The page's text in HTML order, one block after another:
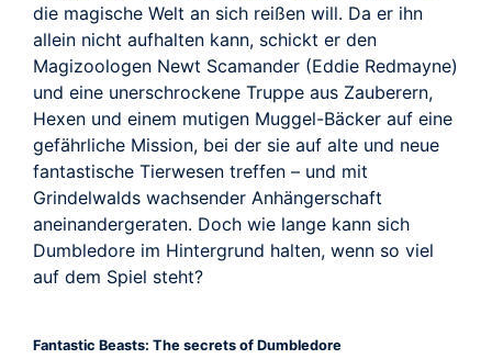
die magische Welt an sich reißen will. Da er ihn
allein nicht aufhalten kann, schickt er den
Magizoologen Newt Scamander (Eddie Redmayne)
und eine unerschrockene Truppe aus Zauberern,
Hexen und einem mutigen Muggel-Bäcker auf eine
gefährliche Mission, bei der sie auf alte und neue
fantastische Tierwesen treffen – und mit
Grindelwalds wachsender Anhängerschaft
aneinandergeraten. Doch wie lange kann sich
Dumbledore im Hintergrund halten, wenn so viel
auf dem Spiel steht?
Fantastic Beasts: The secrets of Dumbledore